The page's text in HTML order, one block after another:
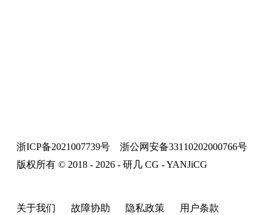
浙ICP备2021007739号
浙公网安备33110202000766号
版权所有 © 2018 - 2026 - 研几 CG - YANJiCG
关于我们 故障协助 隐私政策 用户条款